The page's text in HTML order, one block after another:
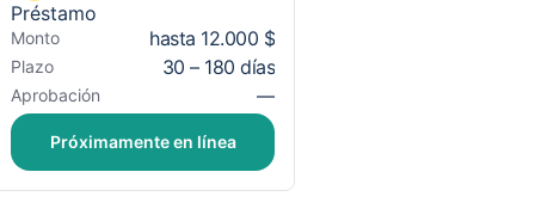
Préstamo
Monto hasta 12.000 $
Plazo 30 – 180 días
Aprobación —
Próximamente en línea